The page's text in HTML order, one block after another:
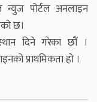
न्युज पोर्टल अनलाइन
छ।
दिने गरेका छौं ।
प्राथमिकता हो ।